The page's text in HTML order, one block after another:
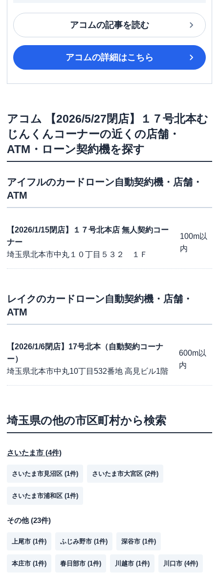
アコムの記事を読む
アコムの詳細はこちら
アコム
【2026/5/27閉店】１７号北本む
じんくんコーナーの近くの店舗・
ATM・ローン契約機を探す
アイフルのカードローン自動契約機・店舗・
ATM
【2026/1/15閉店】１７号北本店 無人契約コー
ナー
埼玉県北本市中丸１０丁目５３２ １Ｆ
100m以
内
レイクのカードローン自動契約機・店舗・
ATM
【2026/1/6閉店】17号北本（自動契約コーナ
ー）
埼玉県北本市中丸10丁目532番地 高見ビル1階
600m以
内
埼玉県の他の市区町村から検索
さいたま市 (4件)
さいたま市見沼区 (1件) さいたま市大宮区 (2件)
さいたま市浦和区 (1件)
その他(23件)
上尾市 (1件) ふじみ野市 (1件) 深谷市 (1件)
本庄市 (1件) 春日部市 (1件) 川越市 (1件) 川口市 (4件)